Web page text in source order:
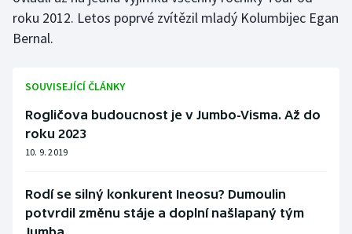
Olympijské hry
Plavání
Plážový volejbal
Ragby
Rychlobruslení
roku 2012. Letos poprvé zvítězil mladý Kolumbijec Egan
Bernal.
SOUVISEJÍCÍ ČLÁNKY
Rogličova budoucnost je v Jumbo-Visma. Až do
roku 2023
10. 9. 2019
Rodí se silný konkurent Ineosu? Dumoulin
potvrdil změnu stáje a doplní našlapaný tým